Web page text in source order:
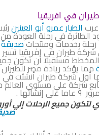
في افريقيا
الطيار عمرو أبو العينين
الطائرة في رحلة العودة
بخدمات ومنتجاتصديقة
شركة طيران في افريقيا
مستقبلا أن تكون
مما يؤكد ريادة مصر
أول شركة طيران أنشئت في
شركة علي مستوي العالم
.
لتكون جميع الرحلات إلي